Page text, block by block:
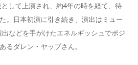
して上演され、約4年の時を経て、待
。日本初演に引き続き、演出はミュー
などを手がけたエネルギッシュでポジ
るダレン・ヤップさん。